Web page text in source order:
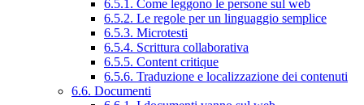
6.5.1. Come leggono le persone sul web
6.5.2. Le regole per un linguaggio semplice
6.5.3. Microtesti
6.5.4. Scrittura collaborativa
6.5.5. Content critique
6.5.6. Traduzione e localizzazione dei contenuti
6.6. Documenti